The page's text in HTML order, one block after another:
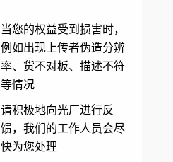
当您的权益受到损害时，
例如出现上传者伪造分辨
率、货不对板、描述不符
等情况
请积极地向光厂进行反
馈，我们的工作人员会尽
快为您处理